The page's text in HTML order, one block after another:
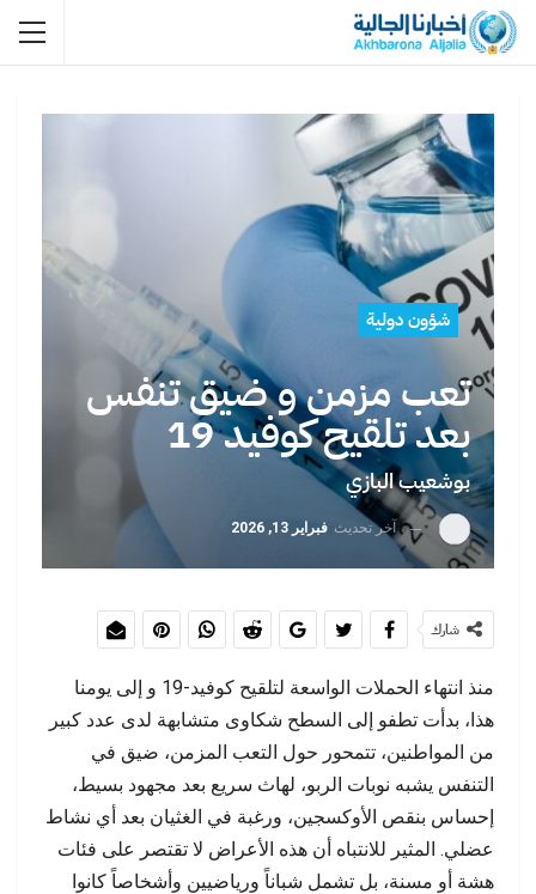
شؤون دولية
تعب مزمن و ضيق تنفس
بعد تلقيح كوفيد 19
بوشعيب البازي
آخر تحديث فبراير 13, 2026
شارك
منذ انتهاء الحملات الواسعة لتلقيح كوفيد-19 و إلى يومنا
هذا، بدأت تطفو إلى السطح شكاوى متشابهة لدى عدد كبير
من المواطنين، تتمحور حول التعب المزمن، ضيق في
التنفس يشبه نوبات الربو، لهاث سريع بعد مجهود بسيط،
إحساس بنقص الأوكسجين، ورغبة في الغثيان بعد أي نشاط
عضلي. المثير للانتباه أن هذه الأعراض لا تقتصر على فئات
هشة أو مسنة، بل تشمل شباناً ورياضيين وأشخاصاً كانوا